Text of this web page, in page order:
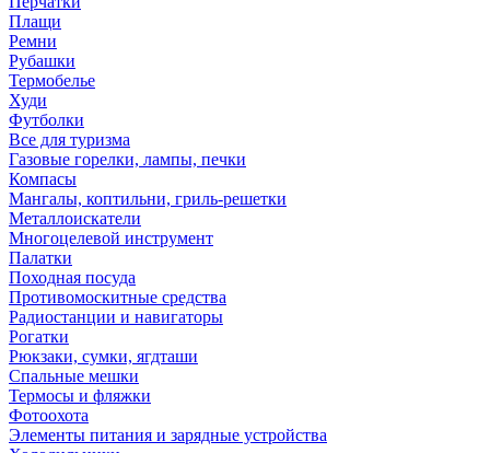
Плащи
Ремни
Рубашки
Термобелье
Худи
Футболки
Все для туризма
Газовые горелки, лампы, печки
Компасы
Мангалы, коптильни, гриль-решетки
Металлоискатели
Многоцелевой инструмент
Палатки
Походная посуда
Противомоскитные средства
Радиостанции и навигаторы
Рогатки
Рюкзаки, сумки, ягдташи
Спальные мешки
Термосы и фляжки
Фотоохота
Элементы питания и зарядные устройства